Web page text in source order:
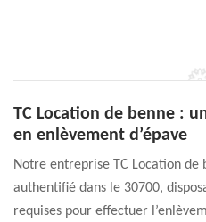
TC Location de benne :
en enlèvement d’épave
Notre entreprise TC Location de
authentifié dans le 30700,
requises pour effectuer